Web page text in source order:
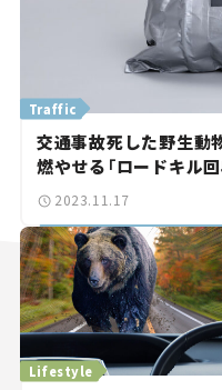
Traffic
交通事故死した野生動
燃やせる「ロードキル
2023.11.17
Lifestyle